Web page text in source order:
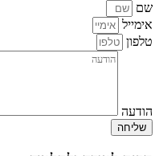
שם
אימייל
טלפון
הודעה
שליחה